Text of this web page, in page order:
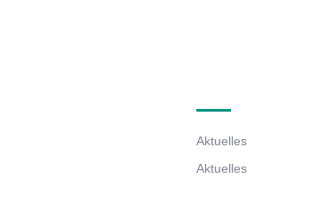
Aktuelles
Aktuelles